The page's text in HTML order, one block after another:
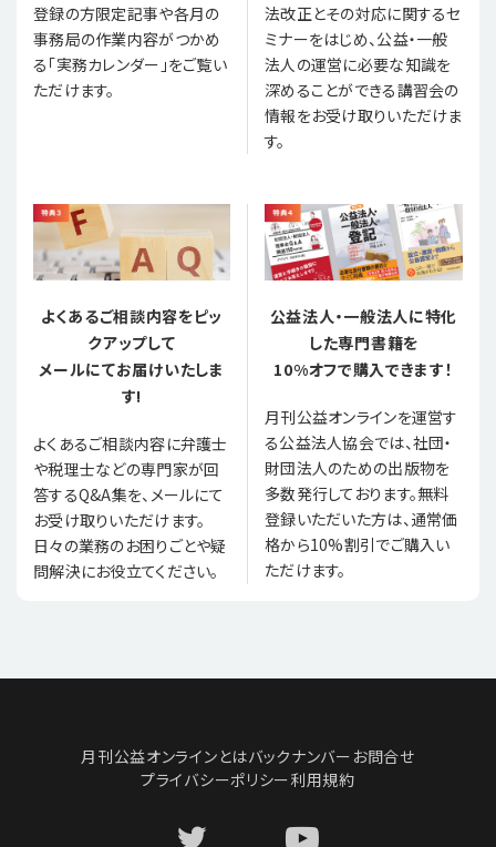
登録の方限定記事や各月の
事務局の作業内容がつかめ
る「実務カレンダー」をご覧い
ただけます。
法改正とその対応に関するセ
ミナーをはじめ、公益・一般
法人の運営に必要な知識を
深めることができる講習会の
情報をお受け取りいただけま
す。
よくあるご相談内容をピッ
クアップして
メールにてお届けいたしま
す!
よくあるご相談内容に弁護士
や税理士などの専門家が回
答するQ&A集を、メールにて
お受け取りいただけます。
日々の業務のお困りごとや疑
問解決にお役立てください。
公益法人・一般法人に特化
した専門書籍を
10%オフで購入できます！
月刊公益オンラインを運営す
る公益法人協会では、社団・
財団法人のための出版物を
多数発行しております。無料
登録いただいた方は、通常価
格から10%割引でご購入い
ただけます。
月刊公益オンラインとはバックナンバー お問合せ
プライバシーポリシー利用規約